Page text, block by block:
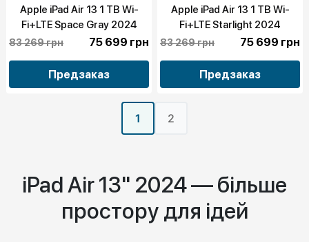
Apple iPad Air 13 1 TB Wi-
Fi+LTE Space Gray 2024
(MV743)
83 269 грн 75 699 грн
Предзаказ
Apple iPad Air 13 1 TB Wi-
Fi+LTE Starlight 2024
(MV763)
83 269 грн 75 699 грн
Предзаказ
1 2
iPad Air 13" 2024 — більше
простору для ідей